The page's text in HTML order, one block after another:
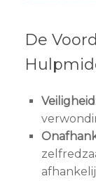
De
Veiligheid